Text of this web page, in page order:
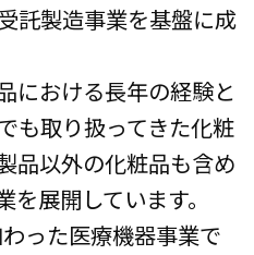
託製造事業を基盤に成
における長年の経験と
も取り扱ってきた化粧
品以外の化粧品も含め
展開しています。
った医療機器事業で